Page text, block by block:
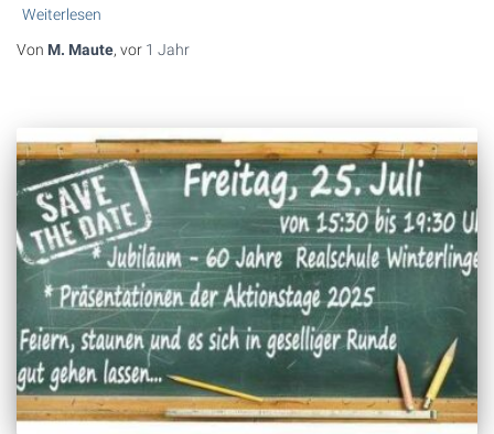
Weiterlesen
Von M. Maute, vor 1 Jahr